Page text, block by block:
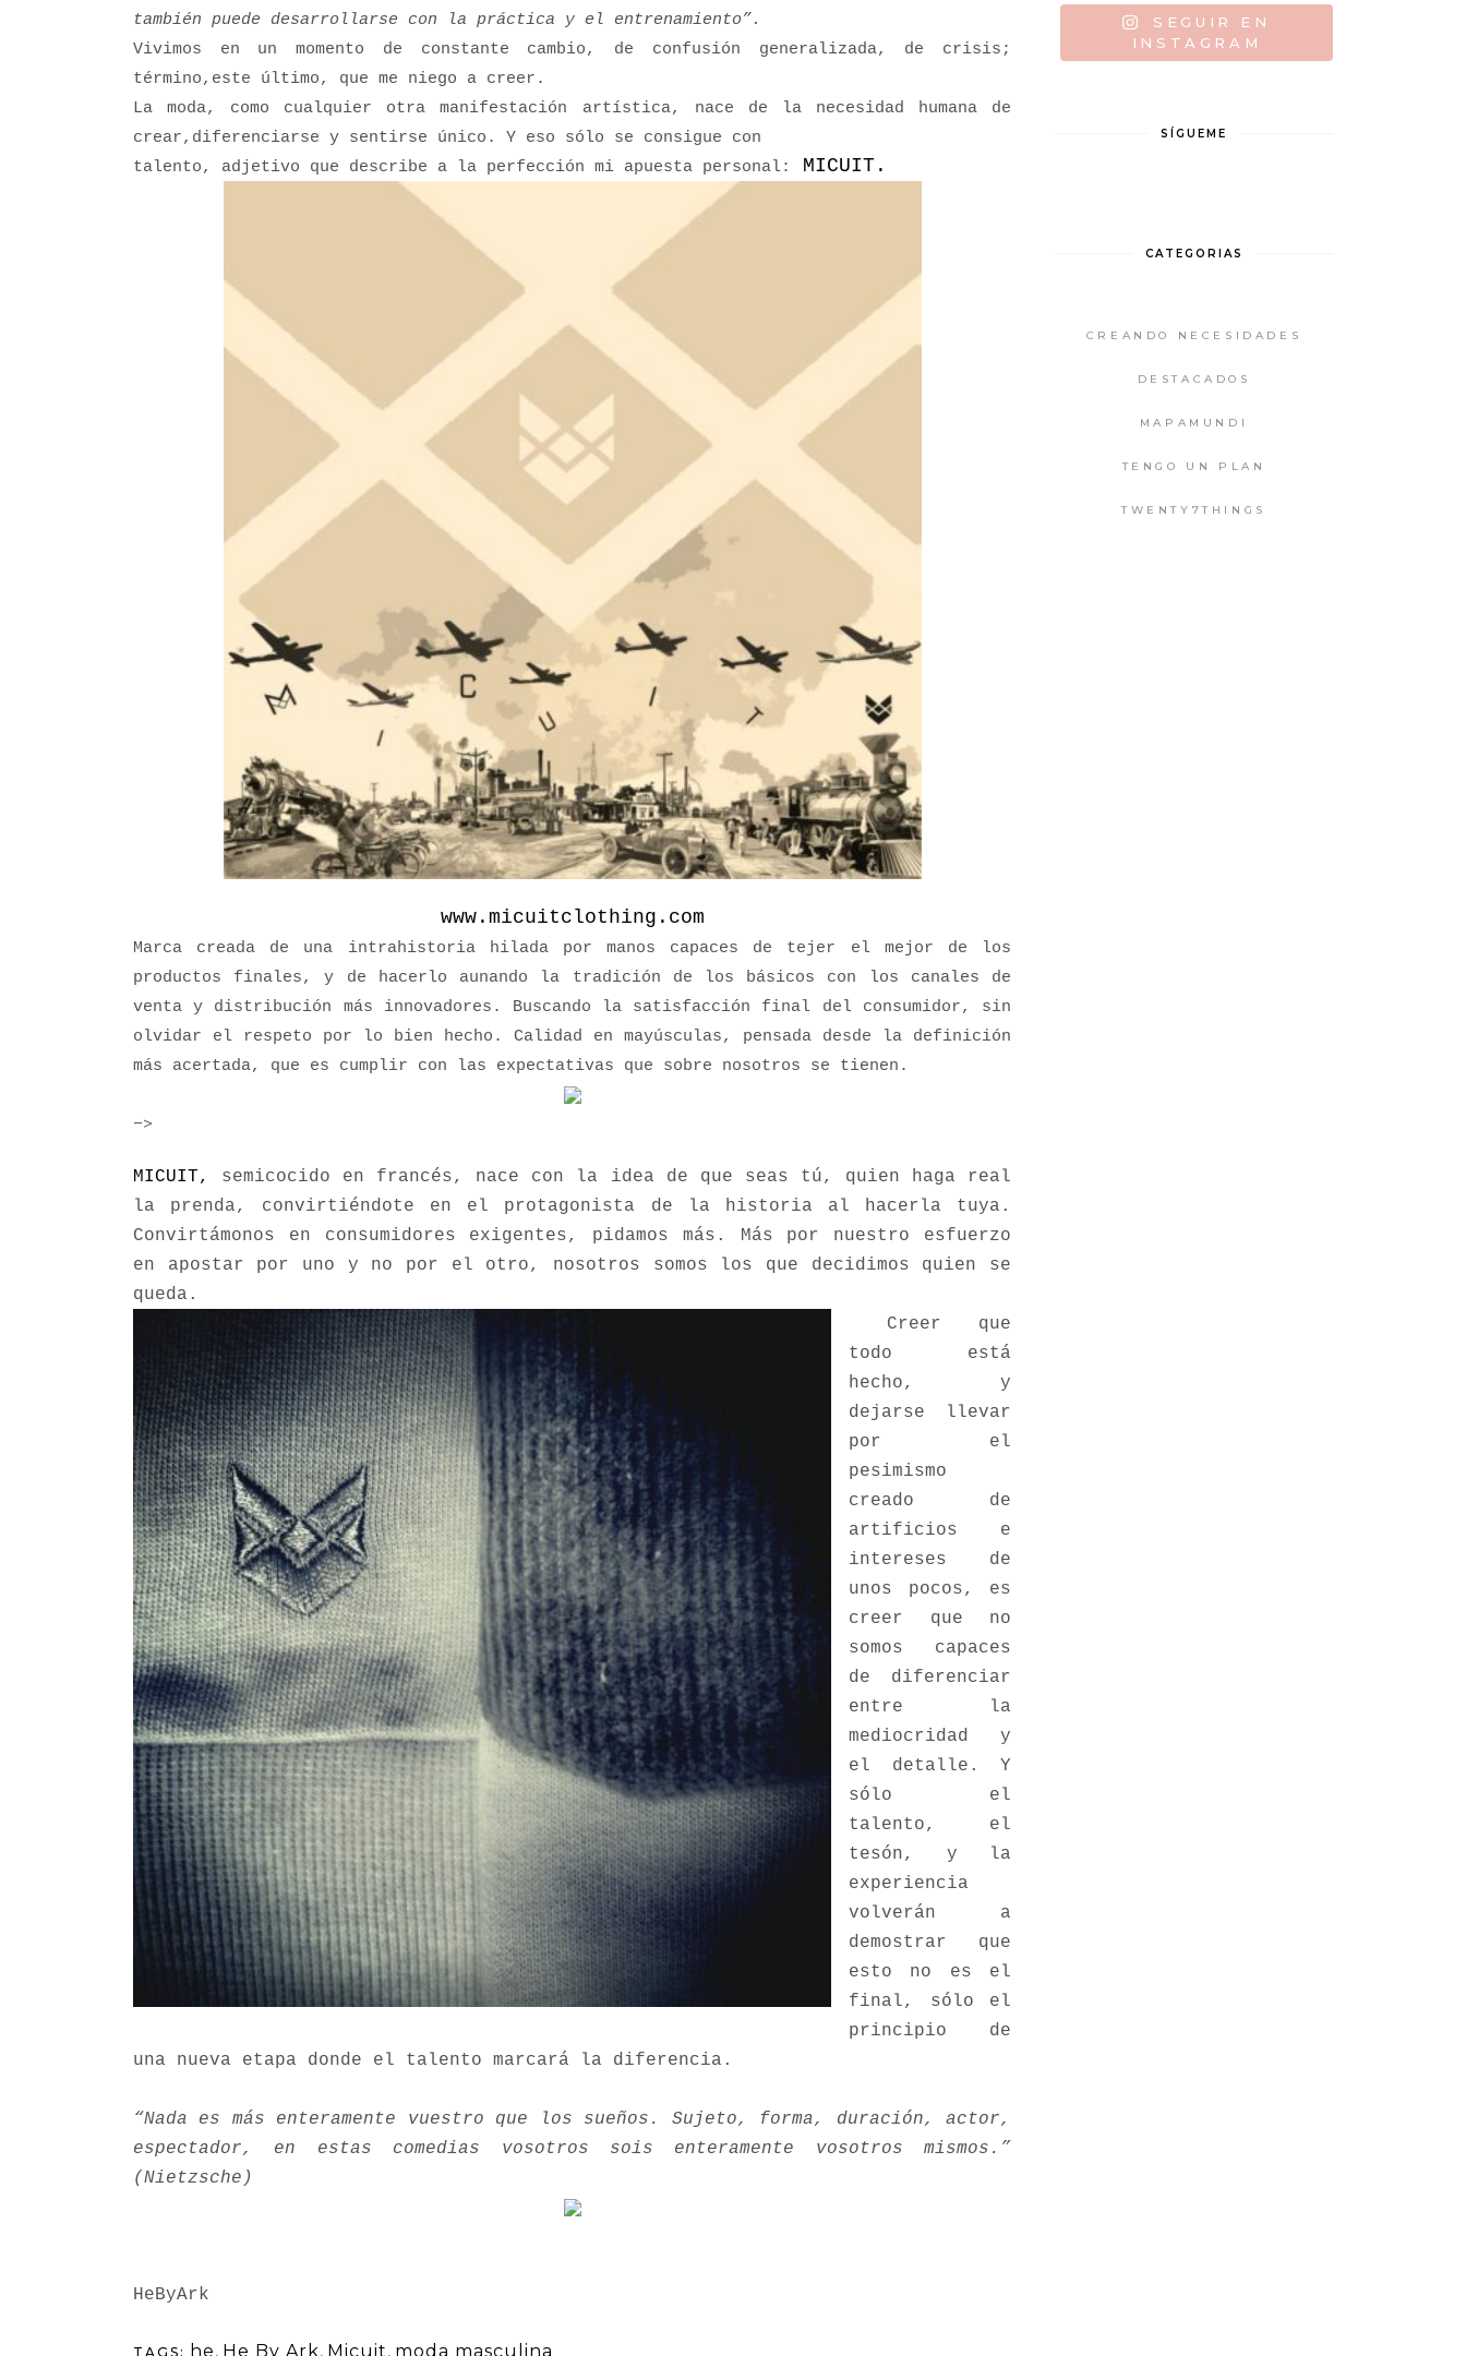
también puede desarrollarse con la práctica y el entrenamiento”.
Vivimos en un momento de constante cambio, de confusión generalizada, de crisis;
término,este último, que me niego a creer.
La moda, como cualquier otra manifestación artística, nace de la necesidad humana de
crear,diferenciarse y sentirse único. Y eso sólo se consigue con
talento, adjetivo que describe a la perfección mi apuesta personal:
MICUIT.
www.micuitclothing.com
Marca creada de una intrahistoria hilada por manos capaces de tejer el mejor de los
productos finales, y de hacerlo aunando la tradición de los básicos con los canales de
venta y distribución más innovadores. Buscando la satisfacción final del consumidor, sin
olvidar el respeto por lo bien hecho. Calidad en mayúsculas, pensada desde la definición
más acertada, que es cumplir con las expectativas que sobre nosotros se tienen.
–>
MICUIT,
semicocido en francés, nace con la idea de que seas tú, quien haga real
la prenda, convirtiéndote en el protagonista de la historia al hacerla tuya.
Convirtámonos en consumidores exigentes, pidamos más. Más por nuestro esfuerzo
en apostar por uno y no por el otro, nosotros somos los que decidimos quien se
queda.
Creer que
todo está
hecho, y
dejarse llevar
por el
pesimismo
creado de
artificios e
intereses de
unos pocos, es
creer que no
somos capaces
de diferenciar
entre la
mediocridad y
el detalle. Y
sólo el
talento, el
tesón, y la
experiencia
volverán a
demostrar que
esto no es el
final, sólo el
principio de
una nueva etapa donde el talento marcará la diferencia.
“Nada es más enteramente vuestro que los sueños. Sujeto, forma, duración, actor,
espectador, en estas comedias vosotros sois enteramente vosotros mismos.”
(Nietzsche)
HeByArk
TAGS: he, He By Ark, Micuit, moda masculina
SEGUIR EN
INSTAGRAM
SÍGUEME
CATEGORIAS
CREANDO NECESIDADES
DESTACADOS
MAPAMUNDI
TENGO UN PLAN
TWENTY7THINGS